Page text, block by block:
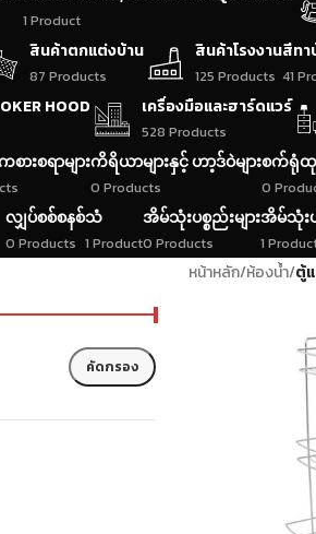
1 Product
สินค้าตกแต่งบ้าน
87 Products
สินค้าโรงงาน
125 Products
สีทา
41
HOOD เครื่องมือและฮาร์ดแวร์
528 Products
းစရာများကိရိယာများနှင့် ဟာ့ဒ်ဝဲများ
0 Products
စက်ရုံထု
0
လျှပ်စစ်စနစ်
0 Products
သံ
1 Product
အိမ်သုံးပစ္စည်းများ
0 Products
အိမ်သုံးပ
1
คัดกรอง
หน้าหลัก/ห้องน้ำ/ตู้